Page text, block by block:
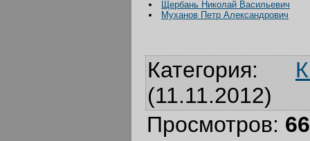
Щербань Николай Васильевич
Муханов Петр Александрович
Категория:
(11.11.2012)
Просмотров: